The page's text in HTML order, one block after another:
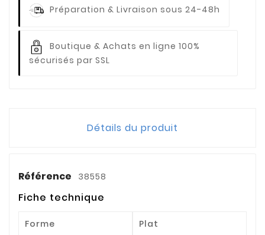
Préparation & Livraison sous 24-48h
Boutique & Achats en ligne 100%
sécurisés par SSL
Détails du produit
Référence 38558
Fiche technique
Forme Plat